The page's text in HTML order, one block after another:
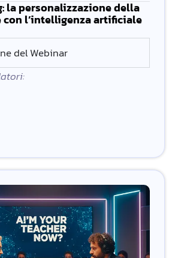
la personalizzazione della
con l’intelligenza artificiale
del Webinar